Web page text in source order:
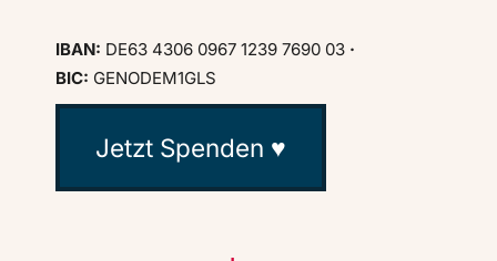
IBAN: DE63 4306 0967 1239 7690 03 ·
BIC: GENODEM1GLS
Jetzt Spenden ♥